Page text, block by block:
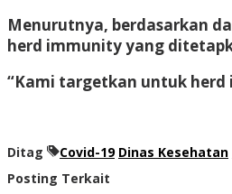
Menurutnya, berdasarkan
herd immunity yang
“Kami targetkan untuk herd
Ditag Covid-19 Dinas Kesehatan
Posting Terkait